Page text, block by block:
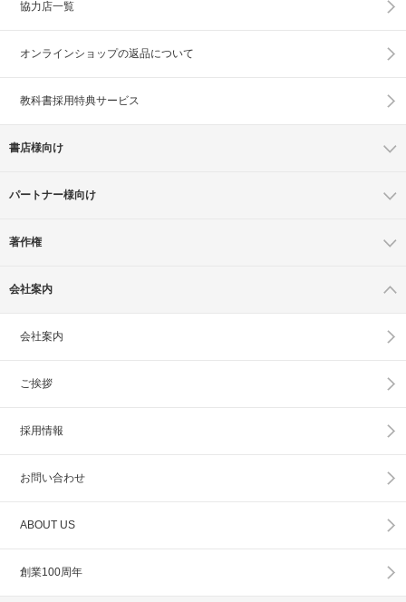
協力店一覧
オンラインショップの返品について
教科書採用特典サービス
書店様向け
パートナー様向け
著作権
会社案内
会社案内
ご挨拶
採用情報
お問い合わせ
ABOUT US
創業100周年